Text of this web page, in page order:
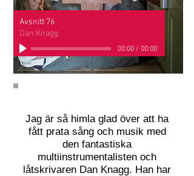
Avsnitt 76
Dan Knagg
00:00/ 00:00
Jag är så himla glad över att ha
fått prata sång och musik med
den fantastiska
multiinstrumentalisten och
låtskrivaren Dan Knagg. Han har